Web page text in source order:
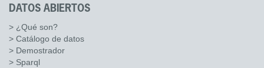
DATOS ABIERTOS
> ¿Qué son?
> Catálogo de datos
> Demostrador
> Sparql